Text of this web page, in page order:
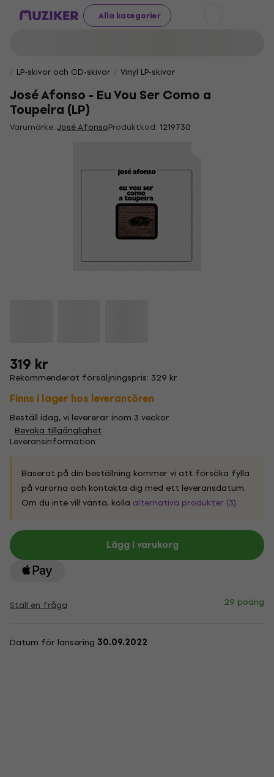
Alla kategorier
LP-skivor och CD-skivor Vinyl LP-skivor
José Afonso - Eu Vou Ser Como a
Toupeira (LP)
Varumärke:José AfonsoProduktkod: 1219730
319 kr
Rekommenderat försäljningspris: 329 kr
Finns i lager hos leverantören
Beställ idag, vi levererar inom 3 veckor
Bevaka tillgänglighet
Leveransinformation
Baserat på din beställning kommer vi att försöka fylla
på varorna och kontakta dig med ett leveransdatum.
Om du inte vill vänta, kolla alternativa produkter (3).
Lägg i varukorg
Ställ en fråga 29 poäng
Datum för lansering 30.09.2022